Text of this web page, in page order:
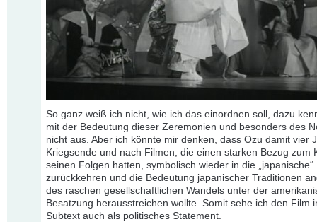
So ganz weiß ich nicht, wie ich das einordnen soll, dazu
mit der Bedeutung dieser Zeremonien und besonders des
nicht aus. Aber ich könnte mir denken, dass Ozu damit vier
Kriegsende und nach Filmen, die einen starken Bezug zum
seinen Folgen hatten, symbolisch wieder in die „japanische“
zurückkehren und die Bedeutung japanischer Traditionen
des raschen gesellschaftlichen Wandels unter der
Besatzung herausstreichen wollte. Somit sehe ich den Film
Subtext auch als politisches Statement.